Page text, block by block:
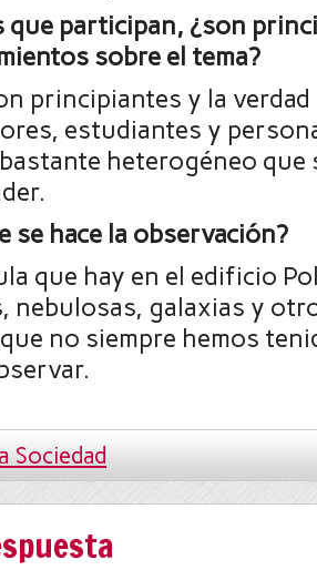
que participan, ¿son
sobre el tema?
principiantes y la verdad
estudiantes y
heterogéneo
se hace la observación?
que hay en el edificio
nebulosas, galaxias y
no siempre hemos
Sociedad